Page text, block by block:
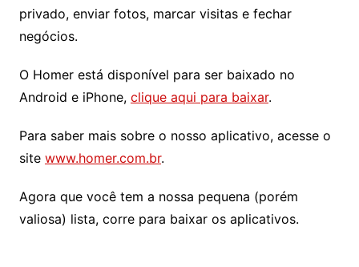
privado, enviar fotos, marcar visitas e fechar
negócios.
O Homer está disponível para ser baixado no
Android e iPhone, clique aqui para baixar.
Para saber mais sobre o nosso aplicativo, acesse o
site www.homer.com.br.
Agora que você tem a nossa pequena (porém
valiosa) lista, corre para baixar os aplicativos.